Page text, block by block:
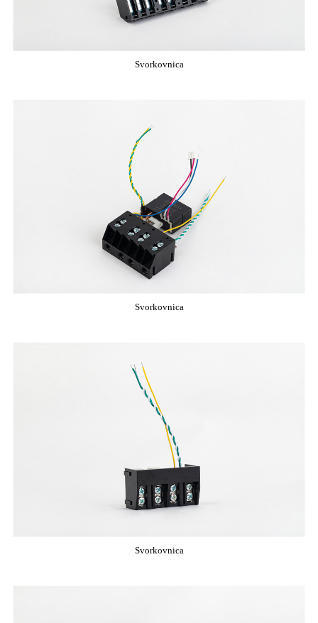
Svorkovnica
Svorkovnica
Svorkovnica